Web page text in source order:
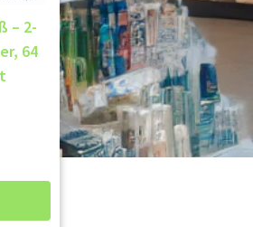
– 2-
64